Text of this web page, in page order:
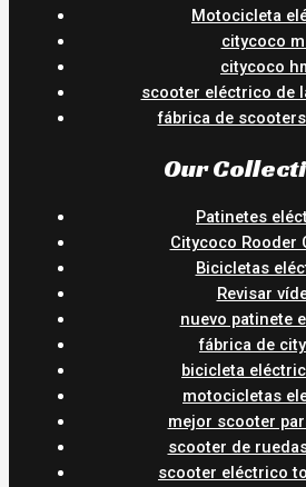
Motocicleta
citycoco
citycoco
scooter eléctrico de
fábrica de
Our
Patinetes
Citycoco Rooder
Bicicletas
Revisar
nuevo patinete
fábrica de
bicicleta
motocicletas
mejor scooter
scooter de
scooter eléctrico